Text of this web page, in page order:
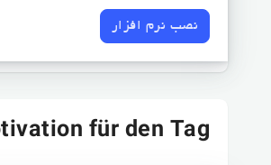
نصب نرم افزار
für den Tag